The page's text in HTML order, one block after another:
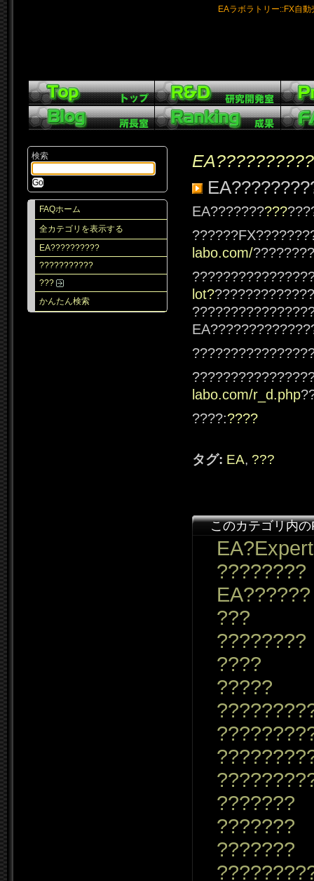
EAラボラトリー::FX自
検索
FAQホーム
全カテゴリを表示する
EA??????????
???????????
???
かんたん検索
EA??????????
EA??????????
labo.com/
lot?
labo.com/r_d.php
????:????
タグ: EA, ???
このカテゴリ内
????????
EA??????
???
????????
????
?????
???????
???????
???????